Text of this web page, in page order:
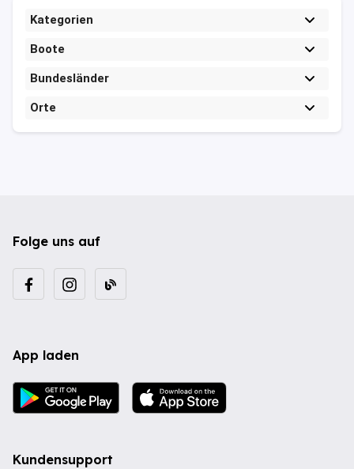
Kategorien
Boote
Bundesländer
Orte
Folge uns auf
App laden
Kundensupport